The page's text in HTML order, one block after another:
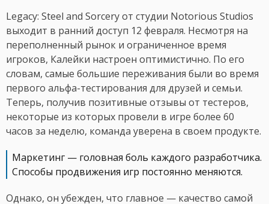
Legacy: Steel and Sorcery от студии Notorious Studios
выходит в ранний доступ 12 февраля. Несмотря на
переполненный рынок и ограниченное время
игроков, Калейки настроен оптимистично. По его
словам, самые большие переживания были во время
первого альфа-тестирования для друзей и семьи.
Теперь, получив позитивные отзывы от тестеров,
некоторые из которых провели в игре более 60
часов за неделю, команда уверена в своем продукте.
Маркетинг — головная боль каждого разработчика.
Способы продвижения игр постоянно меняются.
Однако, он убежден, что главное — качество самой